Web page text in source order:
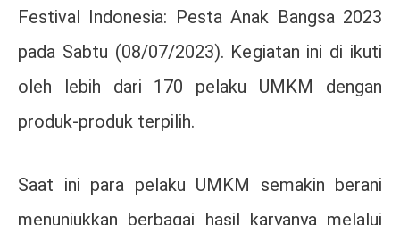
Festival Indonesia: Pesta Anak Bangsa 2023
pada Sabtu (08/07/2023). Kegiatan ini di ikuti
oleh lebih dari 170 pelaku UMKM dengan
produk-produk terpilih.
Saat ini para pelaku UMKM semakin berani
menunjukkan berbagai hasil karyanya melalui